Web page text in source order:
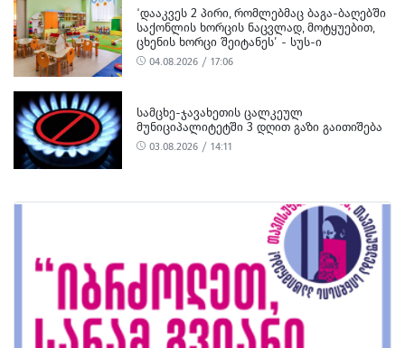
‘ᲓᲐᲐᲙᲕᲔᲡ 2 ᲞᲘᲠᲘ, ᲠᲝᲛᲚᲔᲑᲛᲐᲪ ᲑᲐᲒᲐ-ᲑᲐᲦᲔᲑᲨᲘ
ᲡᲐᲥᲝᲜᲚᲘᲡ ᲮᲝᲠᲪᲘᲡ ᲜᲐᲪᲕᲚᲐᲓ, ᲛᲝᲢᲧᲣᲔᲑᲘᲗ,
ᲪᲮᲔᲜᲘᲡ ᲮᲝᲠᲪᲘ ᲨᲔᲘᲢᲐᲜᲔᲡ’ - ᲡᲣᲡ-Ი
04.08.2026 / 17:06
ᲡᲐᲛᲪᲮᲔ-ᲯᲐᲕᲐᲮᲔᲗᲘᲡ ᲪᲐᲚᲙᲔᲣᲚ
ᲛᲣᲜᲘᲪᲘᲞᲐᲚᲘᲢᲔᲢᲨᲘ 3 ᲓᲦᲘᲗ ᲒᲐᲖᲘ ᲒᲐᲘᲗᲘᲨᲔᲑᲐ
03.08.2026 / 14:11